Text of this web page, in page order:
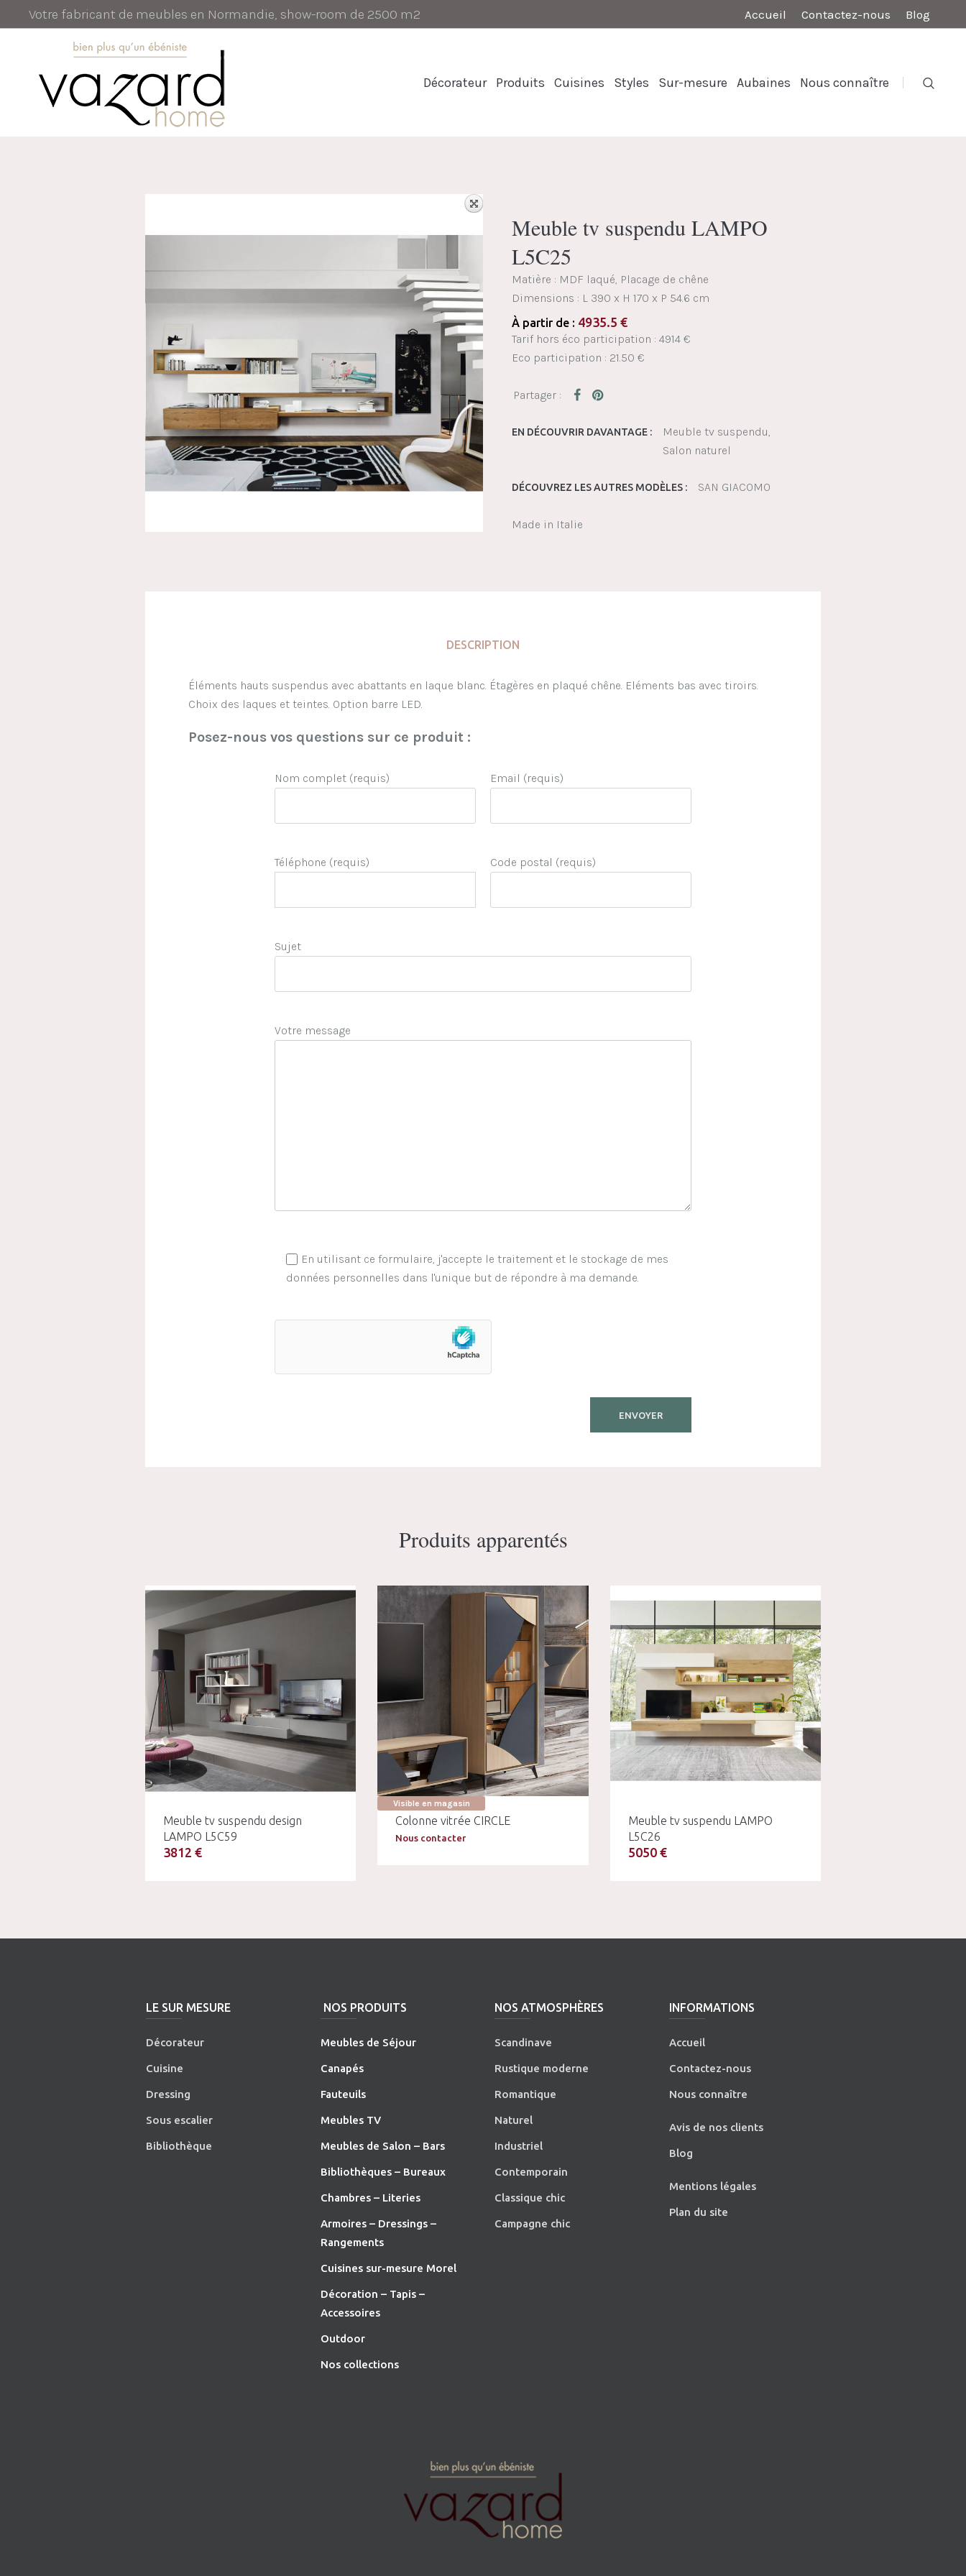
Accueil Contactez-nous Blog
Votre fabricant de meubles en Normandie, show-room de 2500 m2
Décorateur Produits Cuisines Styles Sur-mesure Aubaines Nous connaître
Meuble tv suspendu LAMPO
L5C25
Matière : MDF laqué, Placage de chêne
Dimensions : L 390 x H 170 x P 54.6 cm
À partir de : 4935.5 €
Tarif hors éco participation : 4914 €
Eco participation : 21.50 €
EN DÉCOUVRIR DAVANTAGE :
Meuble tv suspendu
Salon naturel
DÉCOUVREZ LES AUTRES MODÈLES : SAN GIACOMO
Made in Italie
DESCRIPTION
Éléments hauts suspendus avec abattants en laque blanc. Étagères en plaqué chêne. Eléments bas avec tiroirs.
Choix des laques et teintes. Option barre LED.
Posez-nous vos questions sur ce produit :
Nom complet (requis) Email (requis)
Téléphone (requis) Code postal (requis)
Sujet
Votre message
En utilisant ce formulaire, j'accepte le traitement et le stockage de mes
données personnelles dans l'unique but de répondre à ma demande.
Produits apparentés
Meuble tv suspendu design
LAMPO L5C59
3812 €
Visible en magasin
Colonne vitrée CIRCLE
Nous contacter
Meuble tv suspendu LAMPO
L5C26
5050 €
LE SUR MESURE
Décorateur
Cuisine
Dressing
Sous escalier
Bibliothèque
NOS PRODUITS
Meubles de Séjour
Canapés
Fauteuils
Meubles TV
Meubles de Salon – Bars
Bibliothèques – Bureaux
Chambres – Literies
Armoires – Dressings –
Rangements
Cuisines sur-mesure Morel
Décoration – Tapis –
Accessoires
Outdoor
Nos collections
NOS ATMOSPHÈRES
Scandinave
Rustique moderne
Romantique
Naturel
Industriel
Contemporain
Classique chic
Campagne chic
INFORMATIONS
Accueil
Contactez-nous
Nous connaître
Avis de nos clients
Blog
Mentions légales
Plan du site